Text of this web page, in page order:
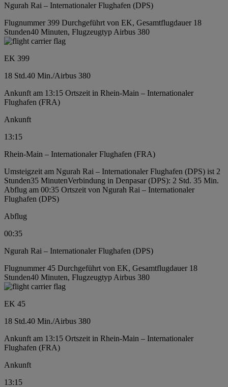
Ngurah Rai – Internationaler Flughafen (DPS)
Flugnummer 399 Durchgeführt von EK, Gesamtflugdauer 18
Stunden40 Minuten, Flugzeugtyp Airbus 380
EK 399
18 Std.40 Min./Airbus 380
Ankunft am 13:15 Ortszeit in Rhein-Main – Internationaler
Flughafen (FRA)
Ankunft
13:15
Rhein-Main – Internationaler Flughafen (FRA)
Umsteigzeit am Ngurah Rai – Internationaler Flughafen (DPS) ist 2
Stunden35 MinutenVerbindung in Denpasar (DPS): 2 Std. 35 Min.
Abflug am 00:35 Ortszeit von Ngurah Rai – Internationaler
Flughafen (DPS)
Abflug
00:35
Ngurah Rai – Internationaler Flughafen (DPS)
Flugnummer 45 Durchgeführt von EK, Gesamtflugdauer 18
Stunden40 Minuten, Flugzeugtyp Airbus 380
EK 45
18 Std.40 Min./Airbus 380
Ankunft am 13:15 Ortszeit in Rhein-Main – Internationaler
Flughafen (FRA)
Ankunft
13:15